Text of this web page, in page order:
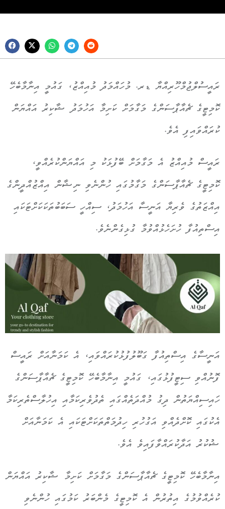
ރައީސުލްޖުމްހޫރިއްޔާ ޑރ. މުހައްމަދު މުއިއްޒު، ގައުމީ އިނާމާބެހޭ
ކޮމިޓީގެ ޗެއާޕާސަންގެ މަގާމަށް ކަށިމާ އަހުމަދު ޝާކިރު އައްޔަން
ކުރައްވައިފި އެވެ.
ރައީސް މުއިއްޒު އެ މަގާމަށް ބޭފުޅަކު މި އައްޔަންކުރެއްވީ،
ކޮމިޓީގެ ޗެއާޕާސަންގެ މަގާމުގައި ހުންނެވި ނިޝާން އިއްޒުއްދީންގެ
އިއްޒަތުގެ ވެރިޔާ އަނީސާ އަހުމަދު، ސިއްހީ ސަބަބުތަކަކަށްޓަކައި
އިސްތިއުފާ ހުށަހެޅުއްވުމާ ގުޅިގެންނެވެ.
އަނީސާގެ އިސްތިއުފާ ގަބޫލުފުޅުކުރައްވައި، އެ ކަމަނާއަށް ރައީސް
ފޮނުއްވި ސިޓީފުޅުގައި، ގައުމީ އިނާމާބެހޭ ކޮމިޓީގެ ޗެއާޕާސަންގެ
ހައިސިއްޔަތުން ދިގު މުއްދަތެއްގައި ތެދުވެރިކަމާއި އިހުލާސްތެރިކަމާ
އެކުގައި ކޮށްދެއްވި އަގުހުރި ހިދުމަތްތަކަށްޓަކައި އެ ކަމަނާއަށް
ޝުކުރު އަދާކުރައްވާފައިވެ އެވެ.
އިނާމާބެހޭ ކޮމިޓީގެ ޗެއާޕާސަންގެ މަގާމަށް ކަށިމާ ޝާކިރު އައްޔަން
ކުރެއްވުމުގެ އިތުރުން އެ ކޮމިޓީގެ މެންބަރު ކަމުގައި ހުންނެވި